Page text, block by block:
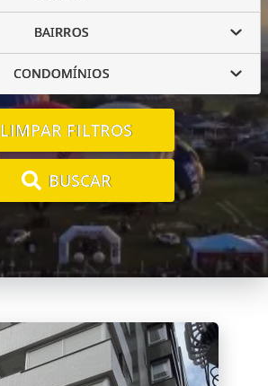
BAIRROS
CONDOMÍNIOS
LIMPAR FILTROS
BUSCAR